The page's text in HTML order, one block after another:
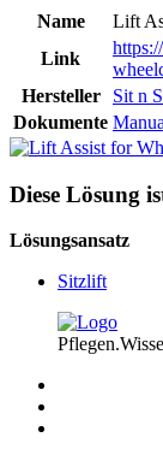
Name
Lift
Link
Hersteller
Sit n
Dokumente
Diese Lösung
Lösungsansatz
Sitzlift